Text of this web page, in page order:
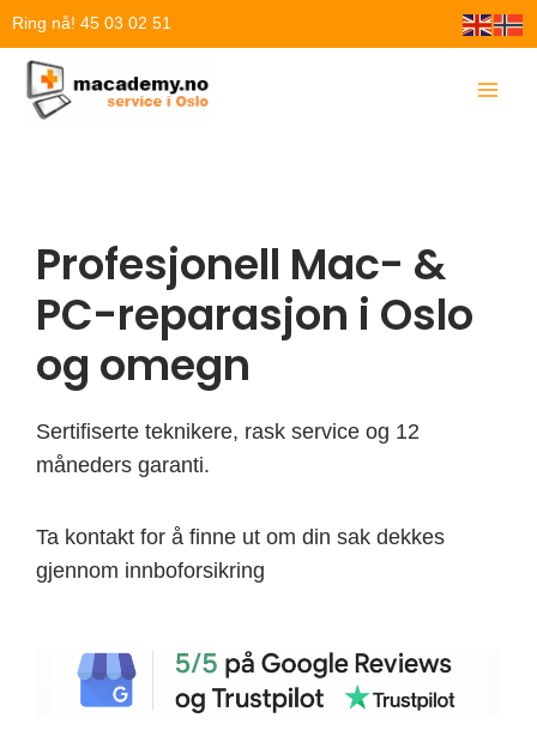
Hopp
innholdet
Ring nå! 45 03 02 51
Profesjonell Mac- &
PC-reparasjon i Oslo
og omegn
Sertifiserte teknikere, rask service og 12
måneders garanti.
Ta kontakt for å finne ut om din sak dekkes
gjennom innboforsikring